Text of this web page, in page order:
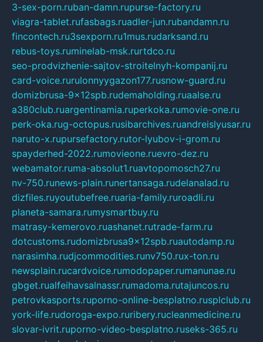
3-sex-porn.ruban-damn.rupurse-factory.ru
viagra-tablet.rufasbags.ruadler-jun.rubandamn.ru
fincontech.ru3sexporn.ru1mus.rudarksand.ru
rebus-toys.ruminelab-msk.rurtdco.ru
seo-prodvizhenie-sajtov-stroitelnyh-kompanij.ru
card-voice.rurulonnyygazon177.rusnow-guard.ru
domizbrusa-9x12spb.rudemaholding.ruaalse.ru
a380club.ruargentinamia.ruperkoka.rumovie-one.ru
perk-oka.rug-octopus.rusibarchives.ruandreislyusar.ru
naruto-x.rupursefactory.rutor-lyubov-i-grom.ru
spayderhed-2022.rumovieone.ruevro-dez.ru
webamator.ruma-absolut1.ruavtopomosch27.ru
nv-750.runews-plain.runertansaga.rudelanalad.ru
dizfiles.ruyoutubefree.ruaria-family.ruroadli.ru
planeta-samara.rumysmartbuy.ru
matrasy-kemerovo.ruashanet.rutrade-farm.ru
dotcustoms.rudomizbrusa9x12spb.ruautodamp.ru
narasimha.rudjcommodities.runv750.rux-ton.ru
newsplain.rucardvoice.rumodopaper.rumanunae.ru
gbget.rualfeihavsalnassr.rumadoma.rutajuncos.ru
petrovkasports.ruporno-online-besplatno.rusplclub.ru
york-life.rudoroga-expo.ruribery.rucleanmedicine.ru
slovar-ivrit.ruporno-video-besplatno.ruseks-365.ru